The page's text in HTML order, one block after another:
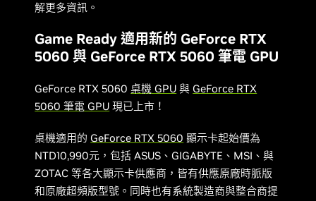
解更多資訊。
Game Ready 適用新的 GeForce RTX
5060 與 GeForce RTX 5060 筆電 GPU
GeForce RTX 5060桌機 GPU 與 GeForce RTX
5060 筆電 GPU 現已上市！
桌機適用的 GeForce RTX 5060 顯示卡起始價為
NTD10,990元，包括 ASUS、GIGABYTE、MSI、與
ZOTAC 等各大顯示卡供應商，皆有供應原廠時脈版
和原廠超頻版型號。 同時也有系統製造商與整合商提